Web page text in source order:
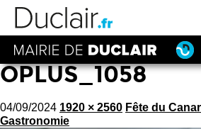
OPLUS_1058
04/09/2024 1920 × 2560 Fête du
Gastronomie